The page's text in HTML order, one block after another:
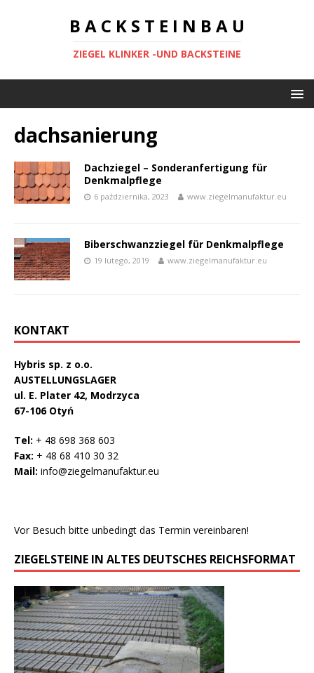
B A C K S T E I N B A U
ZIEGEL KLINKER -UND BACKSTEINE
dachsanierung
Dachziegel – Sonderanfertigung für
Denkmalpflege
6 października, 2023 www.ziegelmanufaktur.eu
Biberschwanzziegel für Denkmalpflege
19 lutego, 2019 www.ziegelmanufaktur.eu
KONTAKT
Hybris sp. z o.o.
AUSTELLUNGSLAGER
ul. E. Plater 42, Modrzyca
67-106 Otyń
Tel: + 48 698 368 603
Fax: + 48 68 410 30 32
Mail: info@ziegelmanufaktur.eu
Vor Besuch bitte unbedingt das Termin vereinbaren!
ZIEGELSTEINE IN ALTES DEUTSCHES REICHSFORMAT